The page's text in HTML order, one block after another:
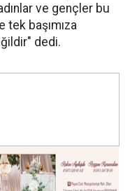
ve gençler bu
başımıza
dedi.